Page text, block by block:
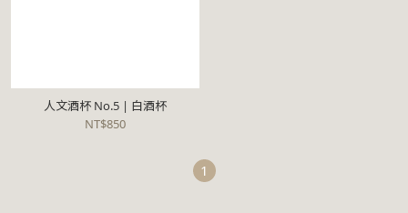
人文酒杯 No.5 | 白酒杯
NT$850
1